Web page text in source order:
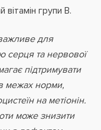
групи B.
для
серця та нервової
підтримувати
межах норми,
на метіонін.
може знизити